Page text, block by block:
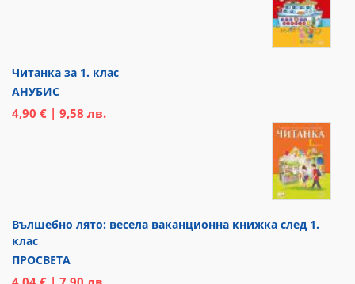
Читанка за 1. клас
АНУБИС
4,90 € | 9,58 лв.
Вълшебно лято: весела ваканционна книжка след 1.
клас
ПРОСВЕТА